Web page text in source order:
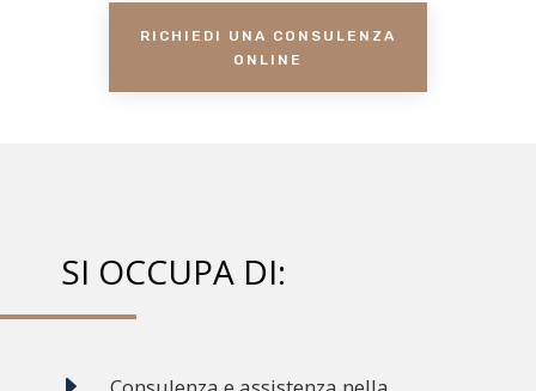
RICHIEDI UNA CONSULENZA
ONLINE
SI OCCUPA DI: